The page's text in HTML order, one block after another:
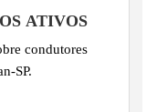
para
ATIVOS
condutores
SP.